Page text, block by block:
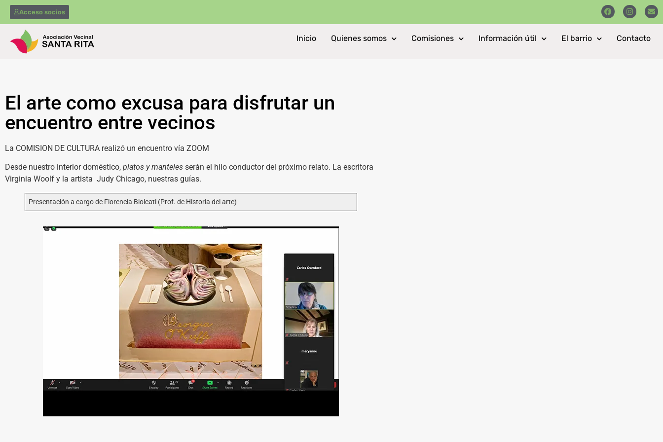
Acceso socios
Inicio Quienes somos Comisiones Información útil El barrio Contacto
El arte como excusa para disfrutar un
encuentro entre vecinos
La COMISION DE CULTURA realizó un encuentro vía ZOOM
Desde nuestro interior doméstico, platos y manteles serán el hilo conductor del próximo relato. La escritora
Virginia Woolf y la artista Judy Chicago, nuestras guías.
Presentación a cargo de Florencia Biolcati (Prof. de Historia del arte)